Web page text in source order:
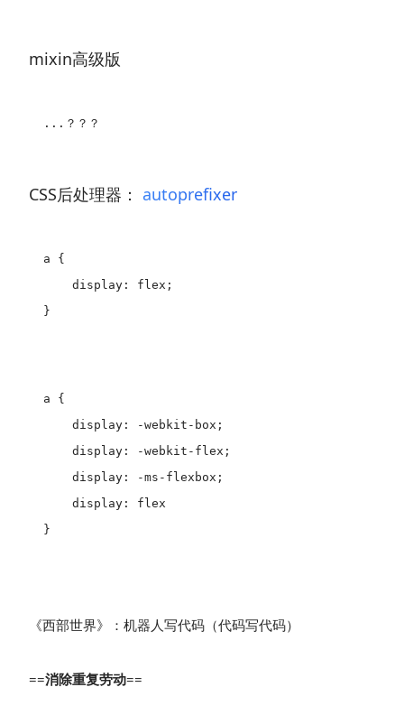
mixin高级版
CSS后处理器： autoprefixer
a {
    display: flex;
a {
    display: -webkit-box;
    display: -webkit-flex;
    display: -ms-flexbox;
    display: flex
}
《西部世界》：机器人写代码（代码写代码）
==消除重复劳动==